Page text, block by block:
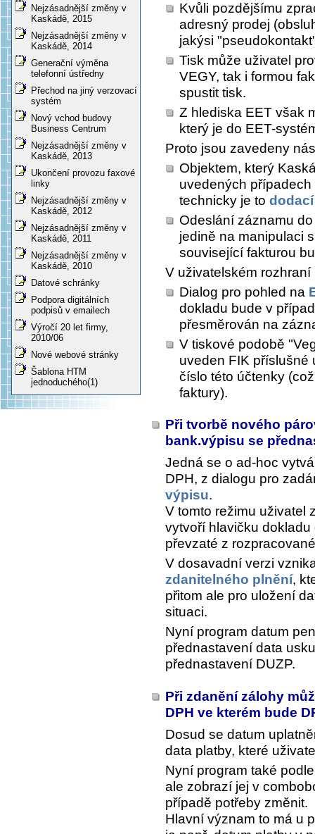
Nejzásadnější změny v
Kaskádě, 2015
Nejzásadnější změny v
Kaskádě, 2014
Generační výměna
telefonní ústředny
Přechod na jiný verzovací
systém
Nový vchod budovy
Business Centrum
Nejzásadnější změny v
Kaskádě, 2013
Ukončení provozu faxové
linky
Nejzásadnější změny v
Kaskádě, 2012
Nejzásadnější změny v
Kaskádě, 2011
Nejzásadnější změny v
Kaskádě, 2010
Datové schránky
Podpora digitálních
podpisů v emailech
Výročí 20 let firmy,
2010/06
Nové webové stránky
Šablona HTM
jednoduchého(1)
Kvůli pozdějšímu
adresný prodej
jakýsi
Tisk může uživatel
VEGY, tak i formou
spustit tisk.
Z hlediska EET však
který je do EET-
Proto jsou zavedeny
Objektem, který
uvedených
technicky je to
Odeslání záznamu
jedině na manipulaci
související fakturou
V uživatelském
Dialog pro pohled na
dokladu bude v
přesměrován na
V tiskové podobě
uveden FIK příslušné
číslo této účtenky
faktury).
Při tvorbě nového
bank.výpisu se
Jedná se o ad-hoc
DPH, z dialogu pro
výpisu.
V tomto režimu uživatel
vytvoří hlavičku
převzaté z
V dosavadní verzi
zdanitelného plnění,
přitom ale pro uložení
situaci.
Nyní program datum
přednastavení data
přednastavení DUZP.
Při zdanění zálohy
DPH ve kterém bude
Dosud se datum
data platby, které
Nyní program také
ale zobrazí jej v
případě potřeby změnit.
Hlavní význam to má u